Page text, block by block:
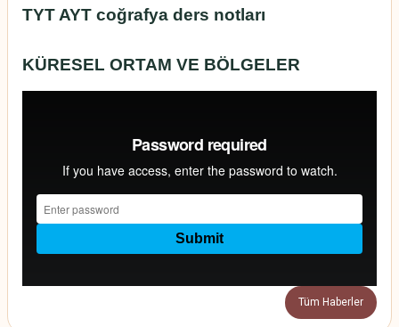
TYT AYT coğrafya ders notları
KÜRESEL ORTAM VE BÖLGELER
Tüm Haberler